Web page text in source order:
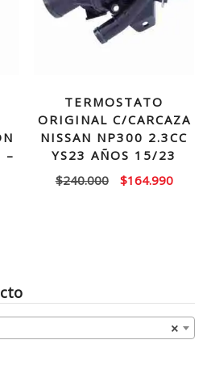
–
TERMOSTATO
ORIGINAL C/CARCAZA
NISSAN NP300 2.3CC
YS23 AÑOS 15/23
$240.000
El
$164.990El
×